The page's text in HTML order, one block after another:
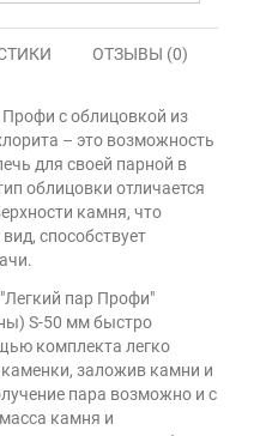
ОТЗЫВЫ (0)
Профи с облицовкой из
– это возможность
для своей парной в
облицовки отличается
камня, что
способствует
пар Профи"
S-50 мм быстро
комплекта легко
заложив камни и
пара возможно и с
камня и